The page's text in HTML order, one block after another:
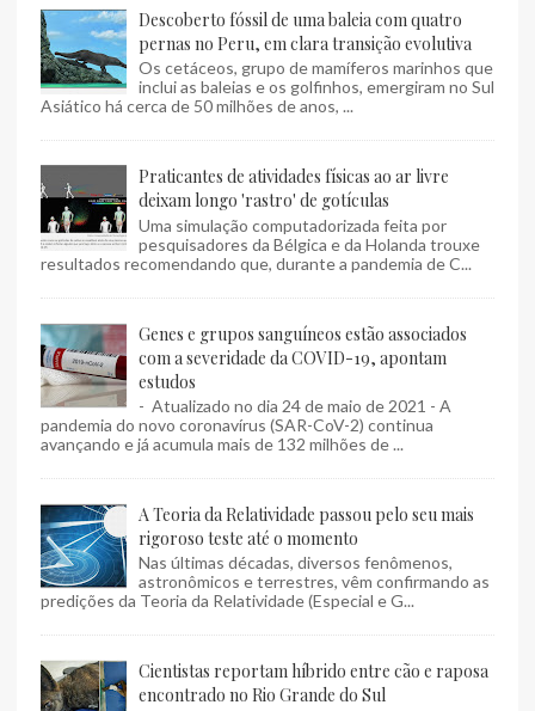
Descoberto fóssil de uma baleia com quatro
pernas no Peru, em clara transição evolutiva
Os cetáceos, grupo de mamíferos marinhos que
inclui as baleias e os golfinhos, emergiram no Sul
Asiático há cerca de 50 milhões de anos, ...
Praticantes de atividades físicas ao ar livre
deixam longo 'rastro' de gotículas
Uma simulação computadorizada feita por
pesquisadores da Bélgica e da Holanda trouxe
resultados recomendando que, durante a pandemia de C...
Genes e grupos sanguíneos estão associados
com a severidade da COVID-19, apontam
estudos
- Atualizado no dia 24 de maio de 2021 - A
pandemia do novo coronavírus (SAR-CoV-2) continua
avançando e já acumula mais de 132 milhões de ...
A Teoria da Relatividade passou pelo seu mais
rigoroso teste até o momento
Nas últimas décadas, diversos fenômenos,
astronômicos e terrestres, vêm confirmando as
predições da Teoria da Relatividade (Especial e G...
Cientistas reportam híbrido entre cão e raposa
encontrado no Rio Grande do Sul